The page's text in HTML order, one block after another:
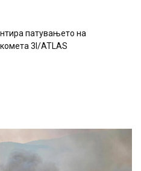
патувањето на
3I/ATLAS